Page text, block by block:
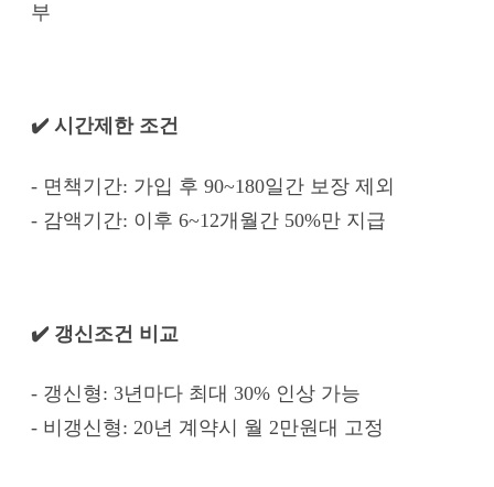
부
✔️ 시간제한 조건
- 면책기간: 가입 후 90~180일간 보장 제외
- 감액기간: 이후 6~12개월간 50%만 지급
✔️ 갱신조건 비교
- 갱신형: 3년마다 최대 30% 인상 가능
- 비갱신형: 20년 계약시 월 2만원대 고정